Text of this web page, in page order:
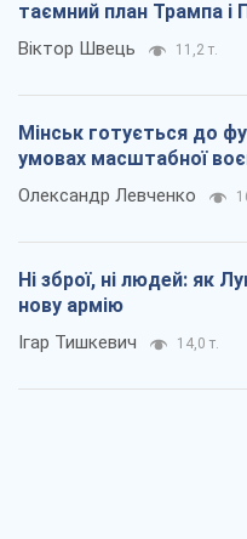
таємний план Трампа і
Віктор Швець 11,2 т.
Мінськ готується до
умовах масштабної
Олександр Левченко
Ні зброї, ні людей: як
нову армію
Ігар Тишкевич 14,0 т.